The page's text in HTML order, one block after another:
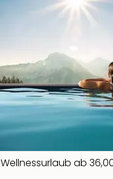
Wellnessurlaub ab